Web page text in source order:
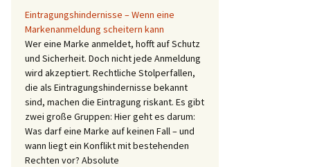
Eintragungshindernisse – Wenn eine
Markenanmeldung scheitern kann
Wer eine Marke anmeldet, hofft auf Schutz
und Sicherheit. Doch nicht jede Anmeldung
wird akzeptiert. Rechtliche Stolperfallen,
die als Eintragungshindernisse bekannt
sind, machen die Eintragung riskant. Es gibt
zwei große Gruppen: Hier geht es darum:
Was darf eine Marke auf keinen Fall – und
wann liegt ein Konflikt mit bestehenden
Rechten vor? Absolute